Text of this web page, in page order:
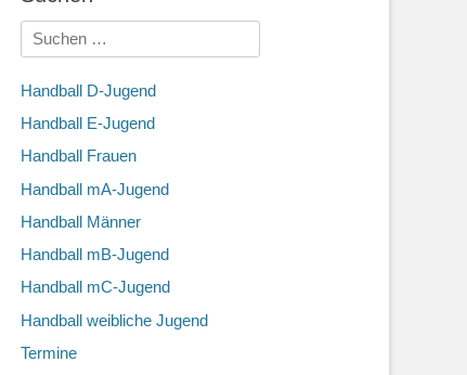
Suchen
nach:
Handball D-Jugend
Handball E-Jugend
Handball Frauen
Handball mA-Jugend
Handball Männer
Handball mB-Jugend
Handball mC-Jugend
Handball weibliche Jugend
Termine